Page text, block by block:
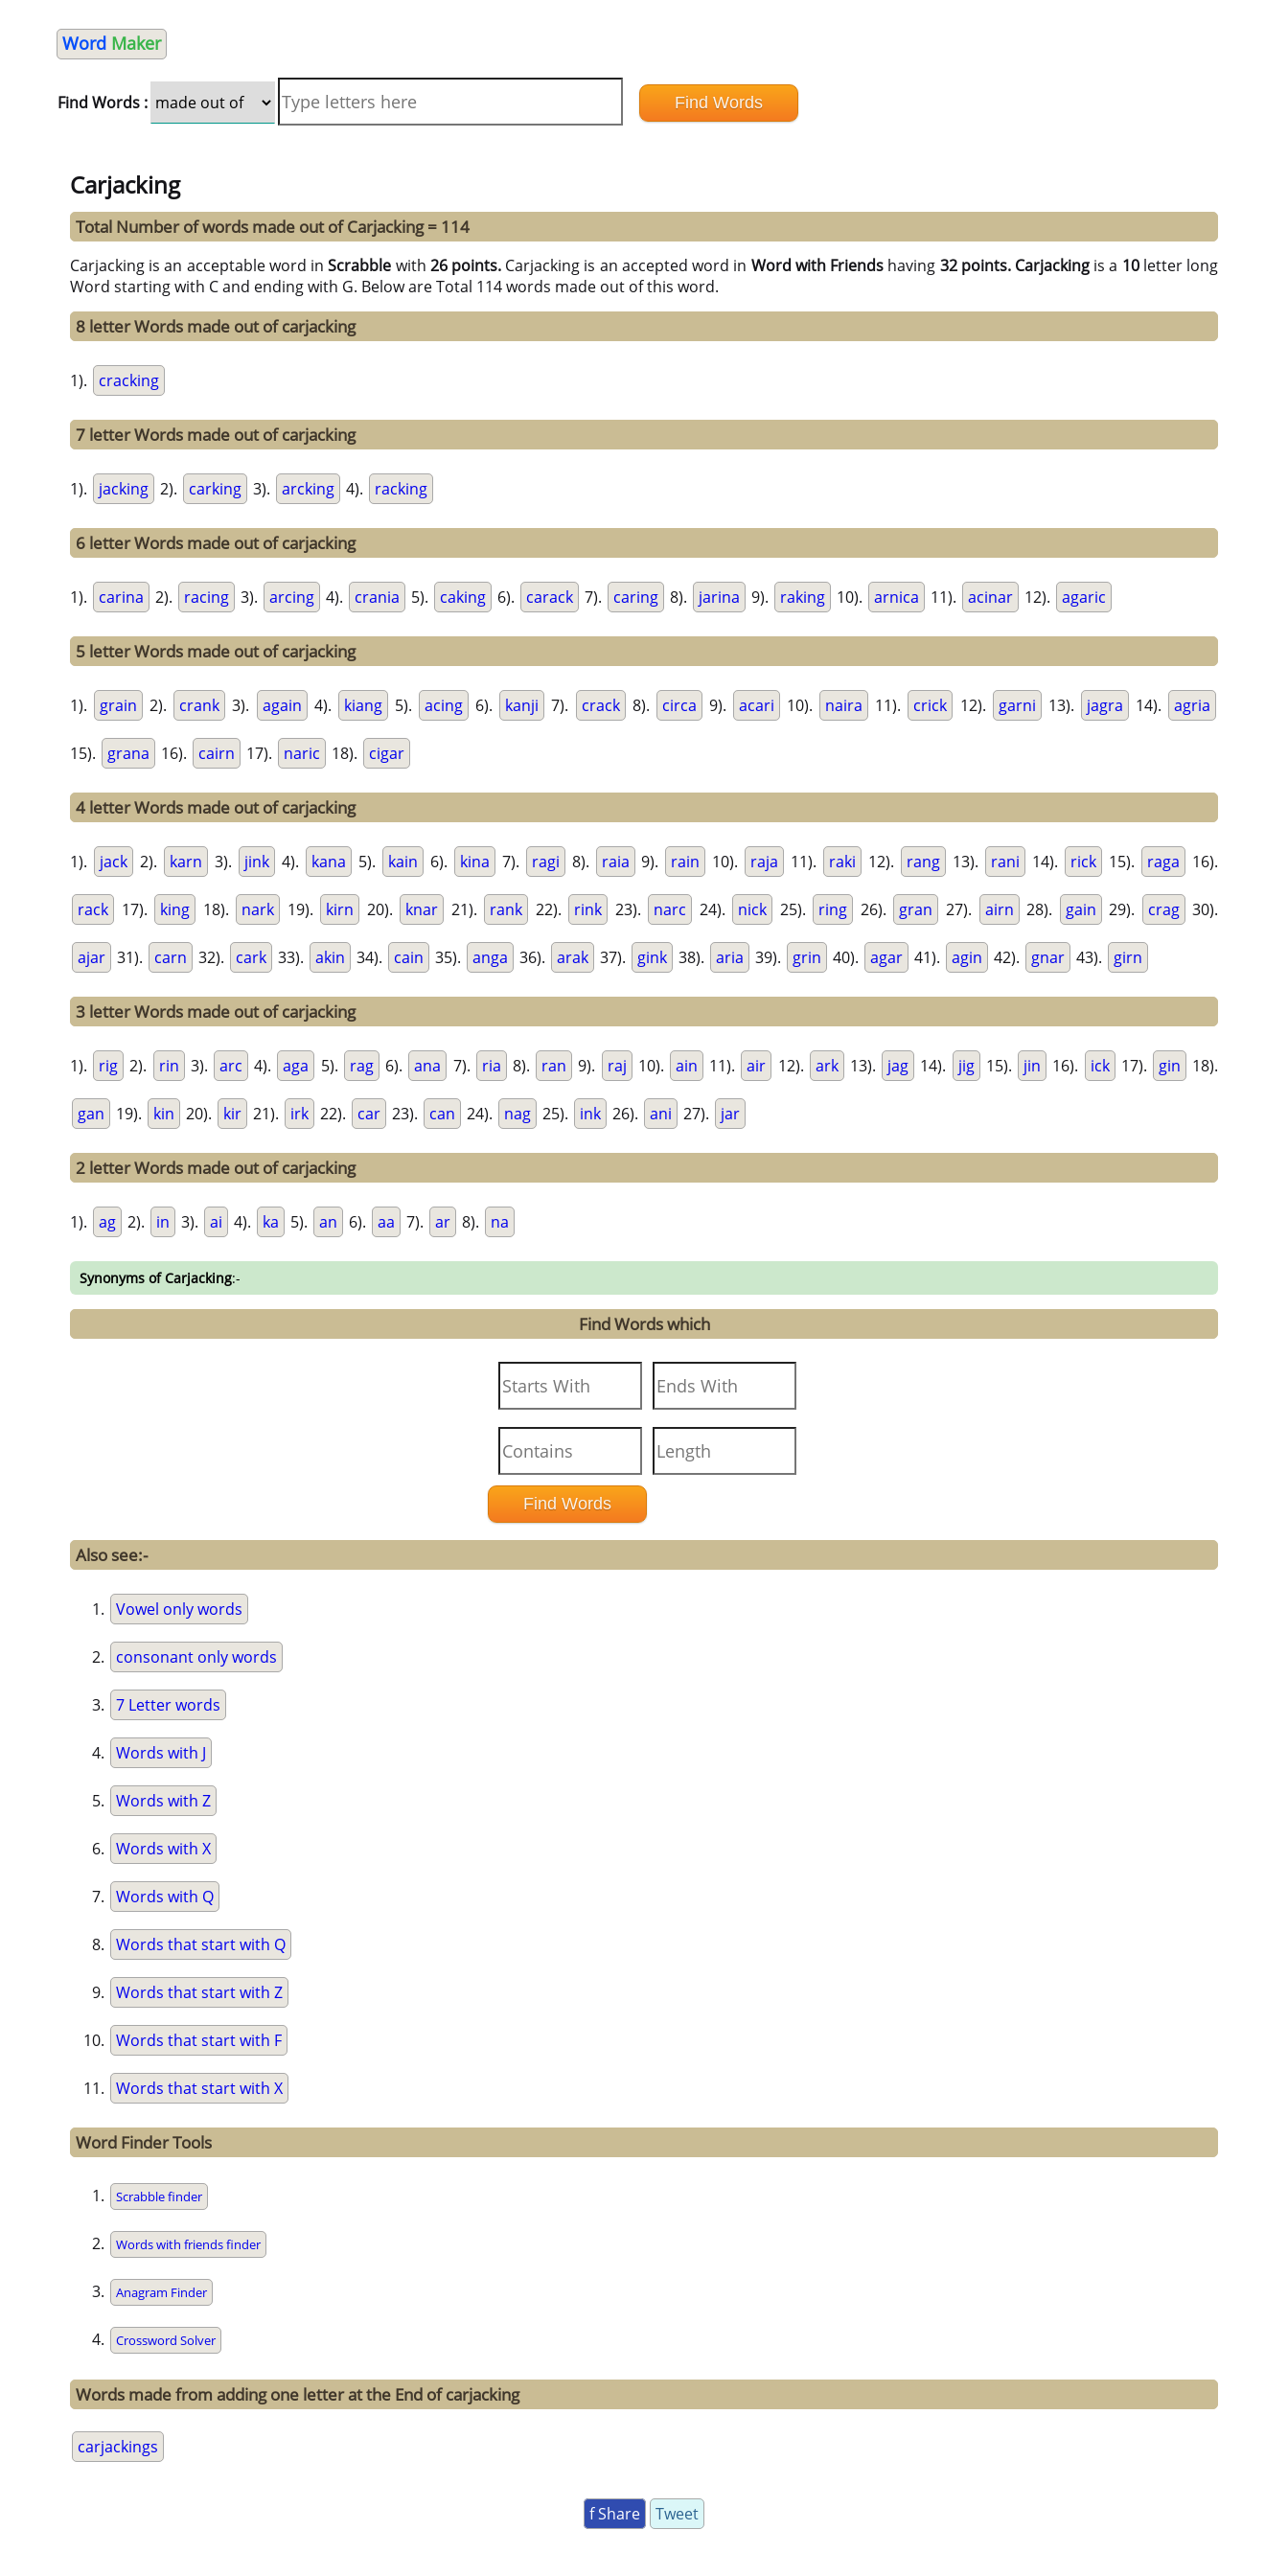
Word Maker
Find Words :
Carjacking
Total Number of words made out of Carjacking = 114
Carjacking is an acceptable word inScrabble with 26 points. Carjacking is an accepted word in Word with Friends having 32 points. Carjackingis a 10letter long
Word starting with C and ending with G. Below are Total 114 words made out of this word.
8 letter Words made out of carjacking
1). cracking
7 letter Words made out of carjacking
1). jacking 2). carking 3). arcking 4). racking
6 letter Words made out of carjacking
1). carina 2). racing 3). arcing 4). crania 5). caking 6). carack 7). caring 8). jarina 9). raking 10). arnica 11). acinar 12). agaric
5 letter Words made out of carjacking
1). grain 2). crank 3). again 4). kiang 5). acing 6). kanji 7). crack 8). circa 9). acari 10). naira 11). crick 12). garni 13). jagra 14). agria
15). grana 16). cairn 17). naric 18). cigar
4 letter Words made out of carjacking
1). jack 2). karn 3). jink 4). kana 5). kain 6). kina 7). ragi 8). raia 9). rain 10). raja 11). raki 12). rang 13). rani 14). rick 15). raga 16).
rack 17). king 18). nark 19). kirn 20). knar 21). rank 22). rink 23). narc 24). nick 25). ring 26). gran 27). airn 28). gain 29). crag 30).
ajar 31). carn 32). cark 33). akin 34). cain 35). anga 36). arak 37). gink 38). aria 39). grin 40). agar 41). agin 42). gnar 43). girn
3 letter Words made out of carjacking
1). rig 2). rin 3). arc 4). aga 5). rag 6). ana 7). ria 8). ran 9). raj 10). ain 11). air 12). ark 13). jag 14). jig 15). jin 16). ick 17). gin 18).
gan 19). kin 20). kir 21). irk 22). car 23). can 24). nag 25). ink 26). ani 27). jar
2 letter Words made out of carjacking
1). ag 2). in 3). ai 4). ka 5). an 6). aa 7). ar 8). na
Synonyms of Carjacking:-
Find Words which
Also see:-
Vowel only words
consonant only words
7 Letter words
Words with J
Words with Z
Words with X
Words with Q
Words that start with Q
Words that start with Z
Words that start with F
Words that start with X
Word Finder Tools
Scrabble finder
Words with friends finder
Anagram Finder
Crossword Solver
Words made from adding one letter at the End of carjacking
carjackings
f Share Tweet